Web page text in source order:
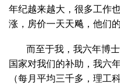
年纪越来越大，很多工作
涨，房价一天天飚，他们
而至于我，我六年博
国家对我们的补助，我六
（每月平均三千多，理工